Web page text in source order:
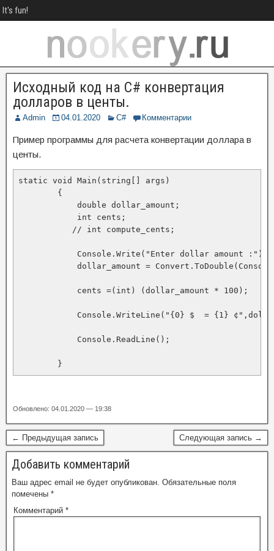
It's fun!
Исходный код на C# конвертация
долларов в центы.
Admin 04.01.2020 C# Комментарии
Пример программы для расчета конвертации доллара в
центы.
static void Main(string[] args)
        {
            double dollar_amount;
            int cents;
           // int compute_cents;
            Console.Write("Enter dollar amount :");
dollar_amount =
            cents =(int) (dollar_amount * 100);
Console.WriteLine("{0} $  = {1}
            Console.ReadLine();
        }
Обновлено: 04.01.2020 — 19:38
← Предыдущая запись Следующая запись →
Добавить комментарий
Ваш адрес email не будет опубликован. Обязательные поля
помечены *
Комментарий *